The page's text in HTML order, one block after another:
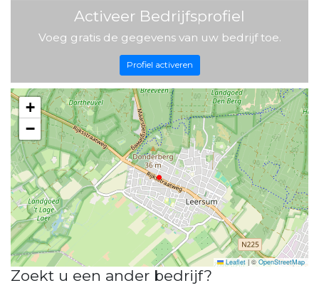
Activeer Bedrijfsprofiel
Voeg gratis de gegevens van uw bedrijf toe.
Profiel activeren
+
−
Leaflet | © OpenStreetMap
Zoekt u een ander bedrijf?